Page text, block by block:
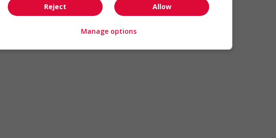
Tourisme / Hôtellerie
SantéAllow
Reject
Manage options